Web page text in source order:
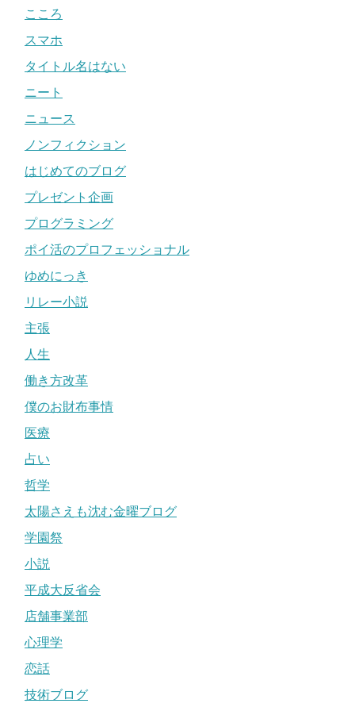
こころ
スマホ
タイトル名はない
ニート
ニュース
ノンフィクション
はじめてのブログ
プレゼント企画
プログラミング
ポイ活のプロフェッショナル
ゆめにっき
リレー小説
主張
人生
働き方改革
僕のお財布事情
医療
占い
哲学
太陽さえも沈む金曜ブログ
学園祭
小説
平成大反省会
店舗事業部
心理学
恋話
技術ブログ